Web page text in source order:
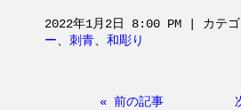
2022年1月2日 8:00 PM | カテゴ
ー、 刺青、 和彫り
« 前の記事